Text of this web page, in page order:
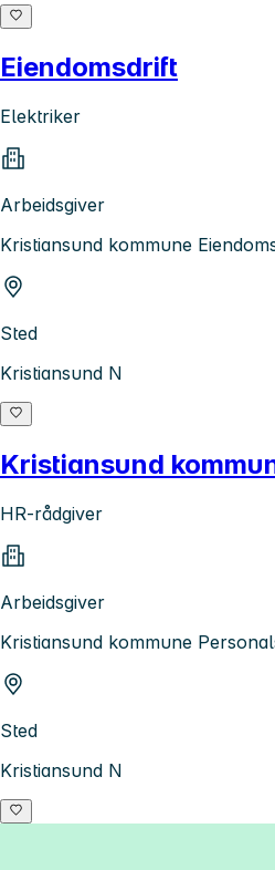
Eiendomsdrift
Elektriker
Arbeidsgiver
Kristiansund kommune
Sted
Kristiansund N
Kristiansund
HR-rådgiver
Arbeidsgiver
Kristiansund kommune
Sted
Kristiansund N